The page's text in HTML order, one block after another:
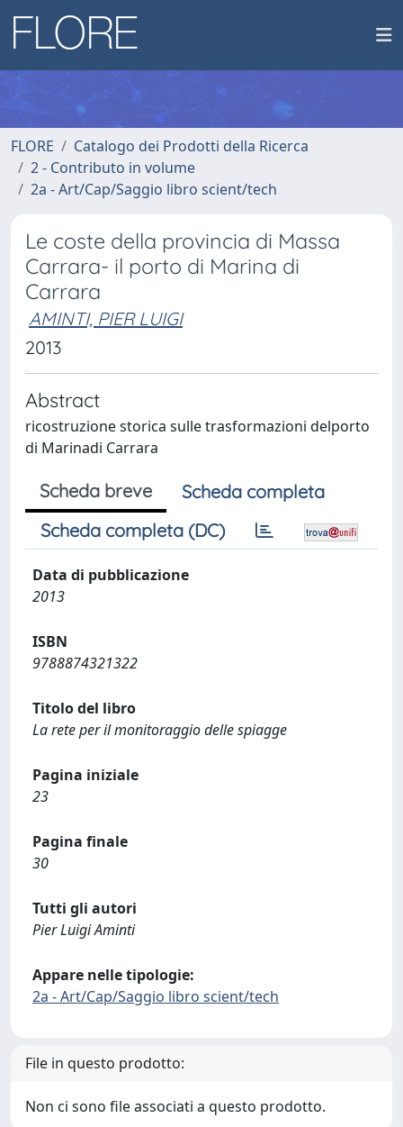
FLORE
Catalogo dei Prodotti della Ricerca
2 - Contributo in volume
2a - Art/Cap/Saggio libro scient/tech
Le coste della provincia di Massa
Carrara- il porto di Marina di
Carrara
AMINTI, PIER LUIGI
2013
Abstract
ricostruzione storica sulle trasformazioni delporto
di Marinadi Carrara
Scheda breve
Scheda completa
Scheda completa (DC)
Data di pubblicazione
2013
ISBN
9788874321322
Titolo del libro
La rete per il monitoraggio delle spiagge
Pagina iniziale
23
Pagina finale
30
Tutti gli autori
Pier Luigi Aminti
Appare nelle tipologie:
2a - Art/Cap/Saggio libro scient/tech
File in questo prodotto:
Non ci sono file associati a questo prodotto.